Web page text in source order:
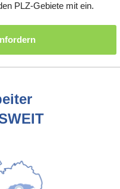
PLZ-Gebiete mit ein.